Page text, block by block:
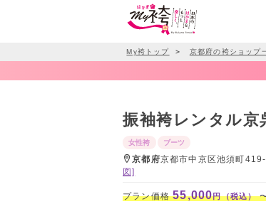
My袴トップ ＞ 京都府の袴ショップ
振袖袴レンタル
女性袴 ブーツ
京都府京都市中京区池須町
図]
プラン価格55,000円（税込）